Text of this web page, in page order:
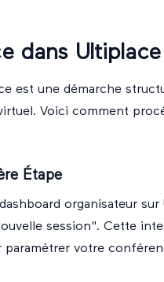
dans Ultiplace
est une démarche
Voici comment
Étape
organisateur
session". Cette
paramétrer votre